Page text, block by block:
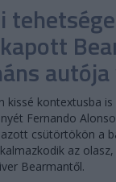
autója
kissé kontextusba
Fernando
csütörtökön a
az
Bearmantől.